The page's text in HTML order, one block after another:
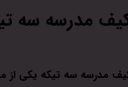
مدرسه سه
مدرسه سه تیکه یکی از